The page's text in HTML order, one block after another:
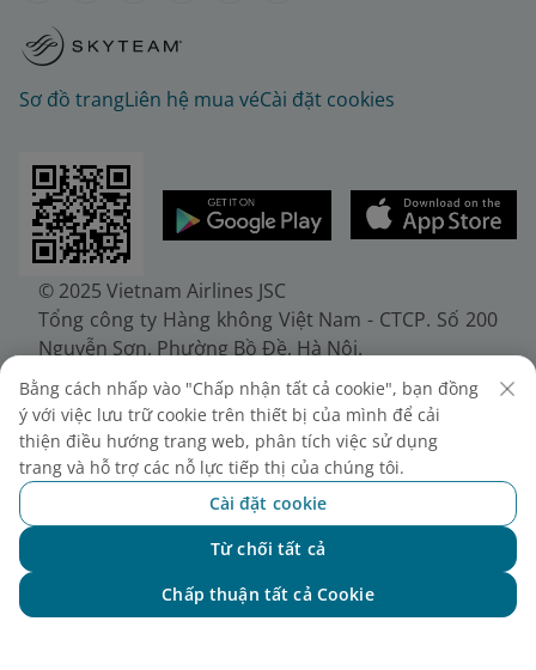
Sơ đồ trangLiên hệ mua véCài đặt cookies
© 2025 Vietnam Airlines JSC
Tổng công ty Hàng không Việt Nam - CTCP. Số 200
Nguyễn Sơn, Phường Bồ Đề, Hà Nội.
Điện thoại: (+84-24) 38272289. Fax: (+84-24)
38722375
Giấy chứng nhận đăng ký doanh nghiệp, mã số
doanh nghiệp 0100107518, đăng ký lần đầu ngày
30/6/2010, đăng ký thay đổi lần thứ 10 ngày
24/7/2025, cấp bởi Sở Tài chính Thành phố Hà Nội.
Bằng cách nhấp vào "Chấp nhận tất cả cookie", bạn đồng
ý với việc lưu trữ cookie trên thiết bị của mình để cải
thiện điều hướng trang web, phân tích việc sử dụng
trang và hỗ trợ các nỗ lực tiếp thị của chúng tôi.
Cài đặt cookie
Từ chối tất cả
Chấp thuận tất cả Cookie